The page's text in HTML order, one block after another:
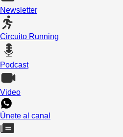
Newsletter
Circuito Running
Podcast
Video
Únete al canal